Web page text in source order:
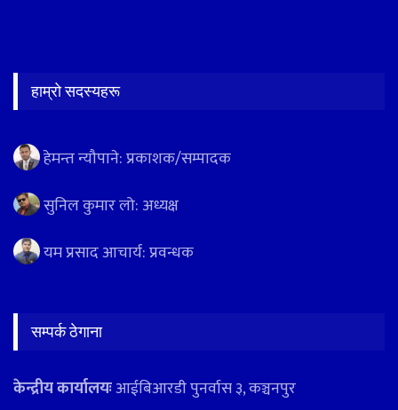
हाम्रो सदस्यहरू
हेमन्त न्यौपाने: प्रकाशक/सम्पादक
सुनिल कुमार लो: अध्यक्ष
यम प्रसाद आचार्य: प्रवन्धक
सम्पर्क ठेगाना
केन्द्रीय कार्यालयःआईबिआरडी पुनर्वास ३, कञ्चनपुर